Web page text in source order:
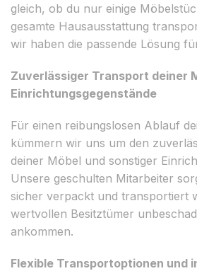
gleich, ob du nur einige
gesamte Hausausstattung
wir haben die passende Lösung
Zuverlässiger Transport deiner
Einrichtungsgegenstände
Für einen reibungslosen Ablauf
kümmern wir uns um den
deiner Möbel und sonstiger
Unsere geschulten Mitarbeiter
sicher verpackt und transportiert
wertvollen Besitztümer
ankommen.
Flexible Transportoptionen und